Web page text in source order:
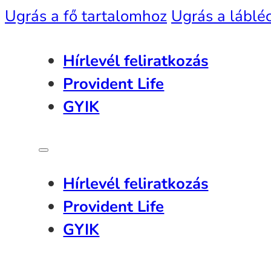
Ugrás a fő tartalomhoz Ugrás a
Hírlevél feliratkozás
Provident Life
GYIK
Hírlevél feliratkozás
Provident Life
GYIK